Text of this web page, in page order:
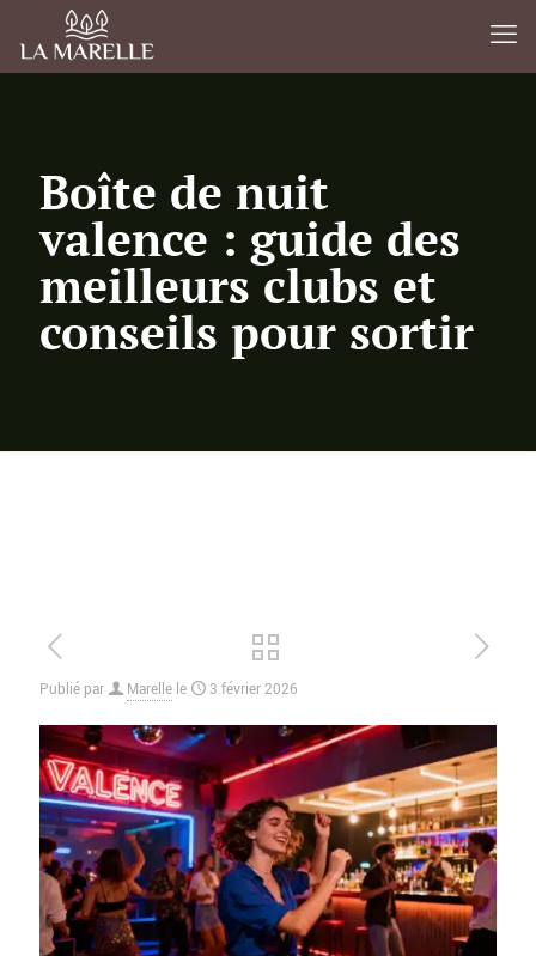
Boîte de nuit
valence : guide des
meilleurs clubs et
conseils pour sortir
Publié par Marelle le 3 février 2026